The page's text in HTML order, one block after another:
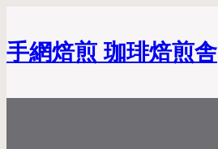
手網焙煎 珈琲焙煎舎